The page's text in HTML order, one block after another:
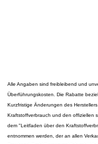
Alle Angaben sind freibleibend und
Überführungskosten. Die Rabatte
Kurzfristige Änderungen des
Kraftstoffverbrauch und den offiziellen
dem "Leitfaden über den
entnommen werden, der an allen